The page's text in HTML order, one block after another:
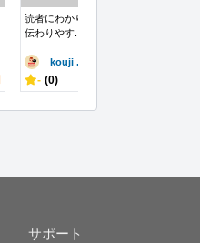
読者にわかりやすく、
伝わりやす...
kouji ..
- (0)
サポート